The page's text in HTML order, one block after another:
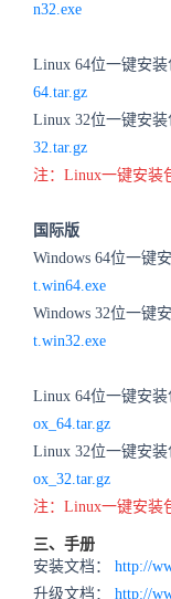
n32.exe
Linux 64位一键安装
64.tar.gz
Linux 32位一键安装
32.tar.gz
注：Linux一键安装
国际版
Windows 64位一键安
t.win64.exe
Windows 32位一键安
t.win32.exe
Linux 64位一键安装
ox_64.tar.gz
Linux 32位一键安装
ox_32.tar.gz
注：Linux一键安装
三、手册
安装文档：
http://
升级文档： http://